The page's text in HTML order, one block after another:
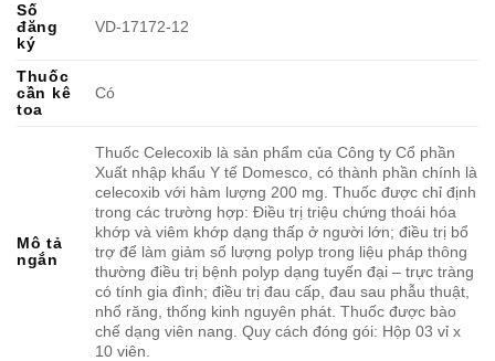
Số
đăng
ký
VD-17172-12
Thuốc
cần kê
toa
Có
Mô tả
ngắn
Thuốc Celecoxib là sản phẩm của Công ty Cổ phần
Xuất nhập khẩu Y tế Domesco, có thành phần chính là
celecoxib với hàm lượng 200 mg. Thuốc được chỉ định
trong các trường hợp: Điều trị triệu chứng thoái hóa
khớp và viêm khớp dạng thấp ở người lớn; điều trị bổ
trợ để làm giảm số lượng polyp trong liệu pháp thông
thường điều trị bệnh polyp dạng tuyến đại – trực tràng
có tính gia đình; điều trị đau cấp, đau sau phẫu thuật,
nhổ răng, thống kinh nguyên phát. Thuốc được bào
chế dạng viên nang. Quy cách đóng gói: Hộp 03 vỉ x
10 viên.